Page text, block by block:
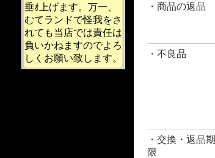
垂ｵ上げます。万一、
むてランドで怪我をさ
れても当店では責任は
負いかねますのでよろ
しくお願い致します。
・商品の返品
・不良品
・交換・返品期
限